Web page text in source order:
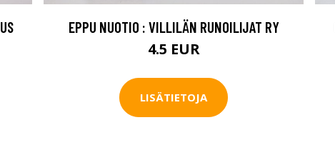
EPPU NUOTIO : VILLILÄN RUNOILIJAT RY
4.5 EUR
LISÄTIETOJA